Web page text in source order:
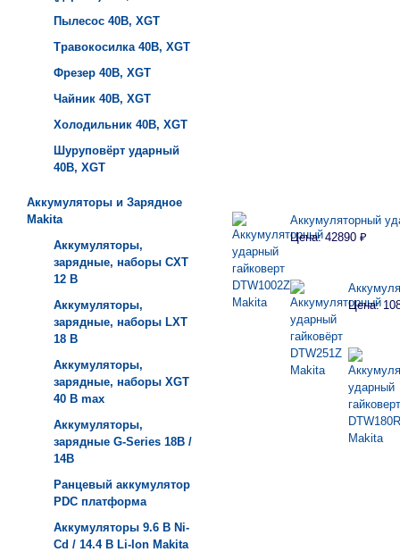
Пылесос 40B, XGT
Травокосилка 40B, XGT
Фрезер 40B, XGT
Чайник 40B, XGT
Холодильник 40B, XGT
Шуруповёрт ударный
40B, XGT
Аккумуляторы и Зарядное
Makita
Аккумуляторы,
зарядные, наборы СXT
12 В
Аккумуляторы,
зарядные, наборы LXT
18 В
Аккумуляторы,
зарядные, наборы XGT
40 В max
Аккумуляторы,
зарядные G-Series 18В /
14В
Ранцевый аккумулятор
PDC платформа
Аккумуляторы 9.6 В Ni-
Cd / 14.4 В Li-Ion Makita
Аккумуляторный
Цена: 42890 ₽
Цена: